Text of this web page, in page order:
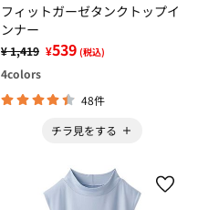
フィットガーゼタンクトップイ
ンナー
¥ 1,419 ¥539 (税込)
4colors
48件
チラ見をする